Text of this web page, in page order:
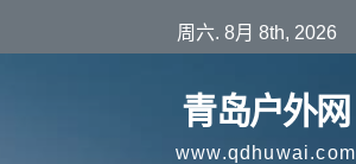
至
周六. 8月 8th, 2026
青岛户外网
www.qdhuwai.com